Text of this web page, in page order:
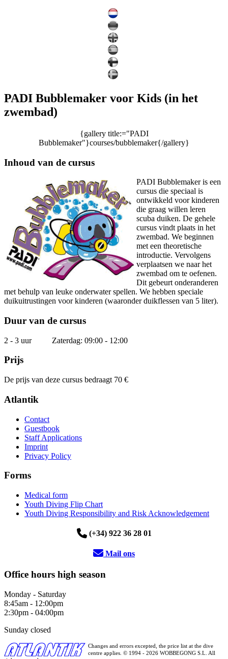
PADI Bubblemaker voor Kids (in het
zwembad)
{gallery title:="PADI
Bubblemaker"}courses/bubblemaker{/gallery}
Inhoud van de cursus
PADI Bubblemaker is een
cursus die speciaal is
ontwikkeld voor kinderen
die graag willen leren
scuba duiken. De gehele
cursus vindt plaats in het
zwembad. We beginnen
met een theoretische
introductie. Vervolgens
verplaatsen we naar het
zwembad om te oefenen.
Dit gebeurt onderanderen
met behulp van leuke onderwater spellen. We hebben speciale
duikuitrustingen voor kinderen (waaronder duikflessen van 5 liter).
Duur van de cursus
2 - 3 uur Zaterdag: 09:00 - 12:00
Prijs
De prijs van deze cursus bedraagt 70 €
Atlantik
Contact
Guestbook
Staff Applications
Imprint
Privacy Policy
Forms
Medical form
Youth Diving Flip Chart
Youth Diving Responsibility and Risk Acknowledgement
(+34) 922 36 28 01
Mail ons
Office hours high season
Monday - Saturday
8:45am - 12:00pm
2:30pm - 04:00pm
Sunday closed
Changes and errors excepted, the price list at the dive
centre applies. © 1994 - 2026 WOBBEGONG S.L. All